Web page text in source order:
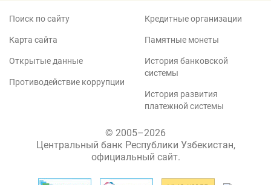
Поиск по сайту
Карта сайта
Открытые данные
Противодействие коррупции
Кредитные организации
Памятные монеты
История банковской
системы
История развития
платежной системы
© 2005–2026
Центральный банк Республики Узбекистан,
официальный сайт.